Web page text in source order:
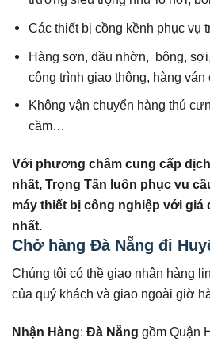
Các thiết bị cồng kềnh phục vụ
Hàng sơn, dầu nhờn, bông,
công trình giao thông, hàng
Không vận chuyển hàng thú
cầm…
Với phương châm cung cấp
nhất, Trọng Tấn luôn phục vu
máy thiết bị công nghiệp với giá
nhất.
Chở hàng Đà Nẵng đi
Chúng tôi có thề giao nhận hàng
của quý khách và giao ngoài giờ
Nhận Hàng: Đà Nẵng gồm Quận